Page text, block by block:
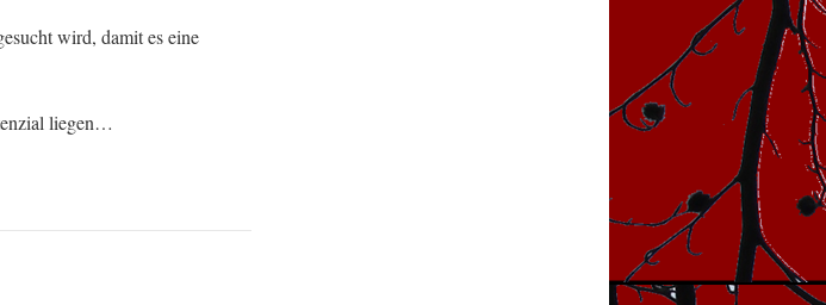
wird, damit es eine
liegen…